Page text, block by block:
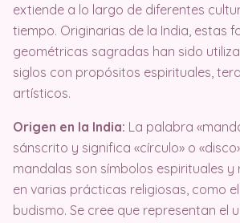
extiende a lo largo de diferentes
tiempo. Originarias de la India, estas
geométricas sagradas han sido
siglos con propósitos espirituales,
artísticos.
Origen en la India: La palabra
sánscrito y significa «círculo» o
mandalas son símbolos espirituales y
en varias prácticas religiosas, como
budismo. Se cree que representan el